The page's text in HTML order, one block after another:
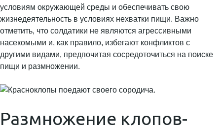
условиям окружающей среды и обеспечивать свою
жизнедеятельность в условиях нехватки пищи. Важно
отметить, что солдатики не являются агрессивными
насекомыми и, как правило, избегают конфликтов с
другими видами, предпочитая сосредоточиться на поиске
пищи и размножении.
Размножение клопов-